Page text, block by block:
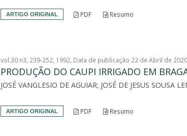
ARTIGO ORIGINAL PDF Resumo
vol.30 n3, 239-252, 1992, Data de publicação 22 de Abril de 2020
PRODUÇÃO DO CAUPI IRRIGADO EM
JOSÉ VANGLESIO DE AGUIAR; JOSÉ DE JESUS SOUSA
ARTIGO ORIGINAL PDF Resumo